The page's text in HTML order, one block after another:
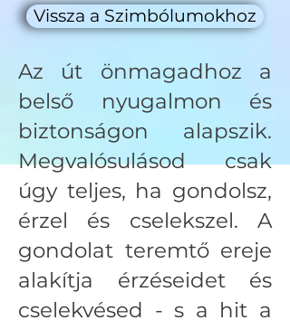
Vissza a Szimbólumokhoz
Az út önmagadhoz a
belső nyugalmon és
biztonságon alapszik.
Megvalósulásod csak
úgy teljes, ha gondolsz,
érzel és cselekszel. A
gondolat teremtő ereje
alakítja érzéseidet és
cselekvésed - s a hit a